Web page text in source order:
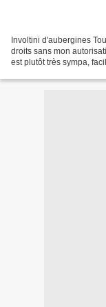
Involtini d'aubergines
droits sans mon
est plutôt très sympa,